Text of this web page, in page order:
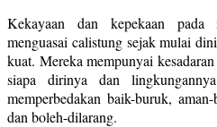
Kekayaan dan kepekaan
menguasai calistung sejak mulai
kuat. Mereka mempunyai
siapa dirinya dan
memperbedakan baik-buruk,
dan boleh-dilarang.